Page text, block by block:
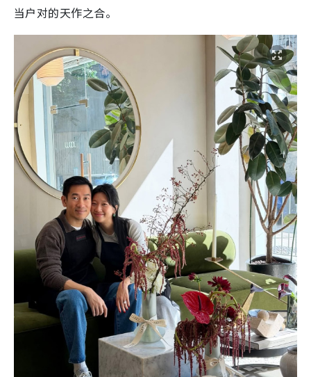
当户对的天作之合。